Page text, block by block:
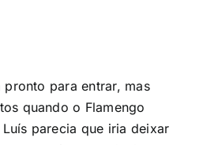
para entrar, mas
quando o Flamengo
parecia que iria deixar